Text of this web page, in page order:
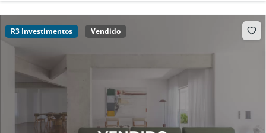
R3 Investimentos Vendido